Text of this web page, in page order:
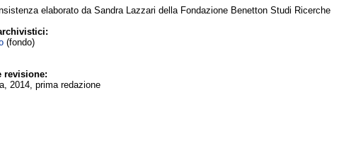
elaborato da Sandra Lazzari della Fondazione Benetton Studi Ricerche
(fondo)
revisione:
2014, prima redazione